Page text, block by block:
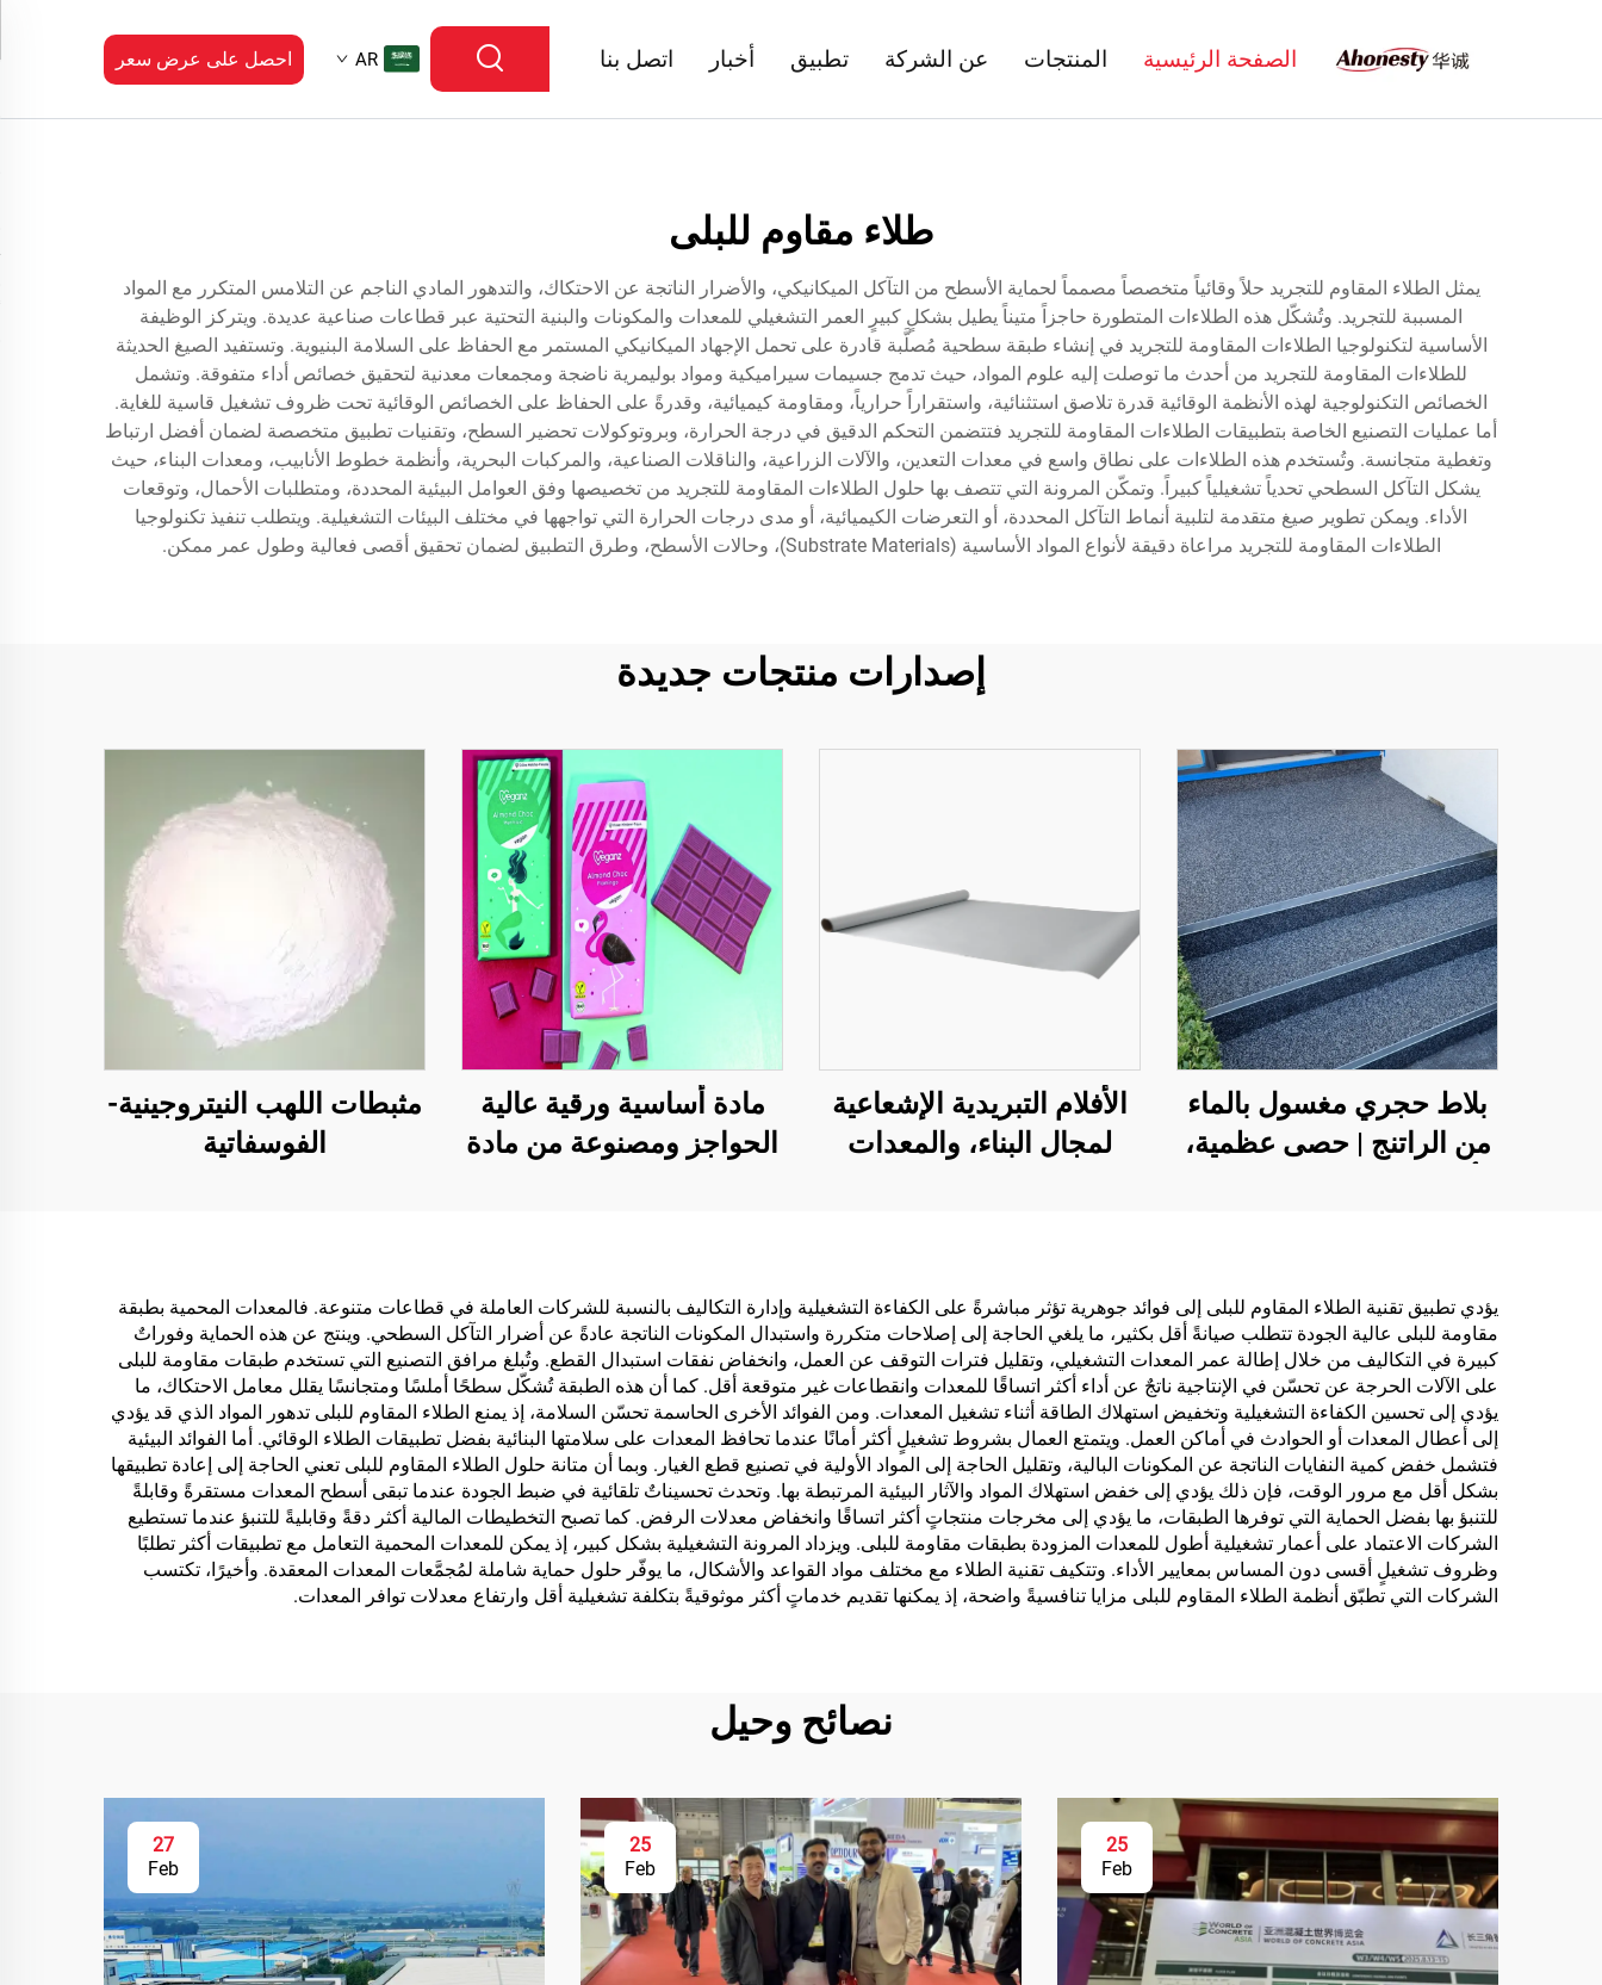
الصفحة الرئيسية المنتجات عن الشركة تطبيق أخبار اتصل بنا AR احصل على عرض سعر
طلاء مقاوم للبلى
يمثل الطلاء المقاوم للتجريد حلاً وقائياً متخصصاً مصمماً لحماية الأسطح من التآكل الميكانيكي، والأضرار الناتجة عن الاحتكاك، والتدهور المادي الناجم عن التلامس المتكرر مع المواد
المسببة للتجريد. وتُشكّل هذه الطلاءات المتطورة حاجزاً متيناً يطيل بشكلٍ كبيرٍ العمر التشغيلي للمعدات والمكونات والبنية التحتية عبر قطاعات صناعية عديدة. ويتركز الوظيفة
الأساسية لتكنولوجيا الطلاءات المقاومة للتجريد في إنشاء طبقة سطحية مُصلَّبة قادرة على تحمل الإجهاد الميكانيكي المستمر مع الحفاظ على السلامة البنيوية. وتستفيد الصيغ الحديثة
للطلاءات المقاومة للتجريد من أحدث ما توصلت إليه علوم المواد، حيث تدمج جسيمات سيراميكية ومواد بوليمرية ناضجة ومجمعات معدنية لتحقيق خصائص أداء متفوقة. وتشمل
الخصائص التكنولوجية لهذه الأنظمة الوقائية قدرة تلاصق استثنائية، واستقراراً حرارياً، ومقاومة كيميائية، وقدرةً على الحفاظ على الخصائص الوقائية تحت ظروف تشغيل قاسية للغاية.
أما عمليات التصنيع الخاصة بتطبيقات الطلاءات المقاومة للتجريد فتتضمن التحكم الدقيق في درجة الحرارة، وبروتوكولات تحضير السطح، وتقنيات تطبيق متخصصة لضمان أفضل ارتباط
وتغطية متجانسة. وتُستخدم هذه الطلاءات على نطاق واسع في معدات التعدين، والآلات الزراعية، والناقلات الصناعية، والمركبات البحرية، وأنظمة خطوط الأنابيب، ومعدات البناء، حيث
يشكل التآكل السطحي تحدياً تشغيلياً كبيراً. وتمكّن المرونة التي تتصف بها حلول الطلاءات المقاومة للتجريد من تخصيصها وفق العوامل البيئية المحددة، ومتطلبات الأحمال، وتوقعات
الأداء. ويمكن تطوير صيغ متقدمة لتلبية أنماط التآكل المحددة، أو التعرضات الكيميائية، أو مدى درجات الحرارة التي تواجهها في مختلف البيئات التشغيلية. ويتطلب تنفيذ تكنولوجيا
الطلاءات المقاومة للتجريد مراعاة دقيقة لأنواع المواد الأساسية (Substrate Materials)، وحالات الأسطح، وطرق التطبيق لضمان تحقيق أقصى فعالية وطول عمر ممكن.
إصدارات منتجات جديدة
بلاط حجري مغسول بالماء
من الراتنج | حصى عظمية،
الأفلام التبريدية الإشعاعية
لمجال البناء، والمعدات
الحبوب، ووسائل النقل
والمرافق الخارجية،
والتطبيقات الناشئة في
أنماط الحياة
مادة أساسية ورقية عالية
الحواجز ومصنوعة من مادة
والشوكولاتة والمعجنات
والتوابل
مثبطات اللهب النيتروجينية-
الفوسفاتية
يؤدي تطبيق تقنية الطلاء المقاوم للبلى إلى فوائد جوهرية تؤثر مباشرةً على الكفاءة التشغيلية وإدارة التكاليف بالنسبة للشركات العاملة في قطاعات متنوعة. فالمعدات المحمية بطبقة
مقاومة للبلى عالية الجودة تتطلب صيانةً أقل بكثير، ما يلغي الحاجة إلى إصلاحات متكررة واستبدال المكونات الناتجة عادةً عن أضرار التآكل السطحي. وينتج عن هذه الحماية وفوراتٌ
كبيرة في التكاليف من خلال إطالة عمر المعدات التشغيلي، وتقليل فترات التوقف عن العمل، وانخفاض نفقات استبدال القطع. وتُبلغ مرافق التصنيع التي تستخدم طبقات مقاومة للبلى
على الآلات الحرجة عن تحسّن في الإنتاجية ناتجٌ عن أداء أكثر اتساقًا للمعدات وانقطاعات غير متوقعة أقل. كما أن هذه الطبقة تُشكّل سطحًا أملسًا ومتجانسًا يقلل معامل الاحتكاك، ما
يؤدي إلى تحسين الكفاءة التشغيلية وتخفيض استهلاك الطاقة أثناء تشغيل المعدات. ومن الفوائد الأخرى الحاسمة تحسّن السلامة، إذ يمنع الطلاء المقاوم للبلى تدهور المواد الذي قد يؤدي
إلى أعطال المعدات أو الحوادث في أماكن العمل. ويتمتع العمال بشروط تشغيلٍ أكثر أمانًا عندما تحافظ المعدات على سلامتها البنائية بفضل تطبيقات الطلاء الوقائي. أما الفوائد البيئية
فتشمل خفض كمية النفايات الناتجة عن المكونات البالية، وتقليل الحاجة إلى المواد الأولية في تصنيع قطع الغيار. وبما أن متانة حلول الطلاء المقاوم للبلى تعني الحاجة إلى إعادة تطبيقها
بشكل أقل مع مرور الوقت، فإن ذلك يؤدي إلى خفض استهلاك المواد والآثار البيئية المرتبطة بها. وتحدث تحسيناتٌ تلقائية في ضبط الجودة عندما تبقى أسطح المعدات مستقرةً وقابلةً
للتنبؤ بها بفضل الحماية التي توفرها الطبقات، ما يؤدي إلى مخرجات منتجاتٍ أكثر اتساقًا وانخفاض معدلات الرفض. كما تصبح التخطيطات المالية أكثر دقةً وقابليةً للتنبؤ عندما تستطيع
الشركات الاعتماد على أعمار تشغيلية أطول للمعدات المزودة بطبقات مقاومة للبلى. ويزداد المرونة التشغيلية بشكل كبير، إذ يمكن للمعدات المحمية التعامل مع تطبيقات أكثر تطلبًا
وظروف تشغيلٍ أقسى دون المساس بمعايير الأداء. وتتكيف تقنية الطلاء مع مختلف مواد القواعد والأشكال، ما يوفّر حلول حماية شاملة لمُجمَّعات المعدات المعقدة. وأخيرًا، تكتسب
الشركات التي تطبّق أنظمة الطلاء المقاوم للبلى مزايا تنافسيةً واضحة، إذ يمكنها تقديم خدماتٍ أكثر موثوقيةً بتكلفة تشغيلية أقل وارتفاع معدلات توافر المعدات.
نصائح وحيل
25
Feb
25
Feb
27
Feb